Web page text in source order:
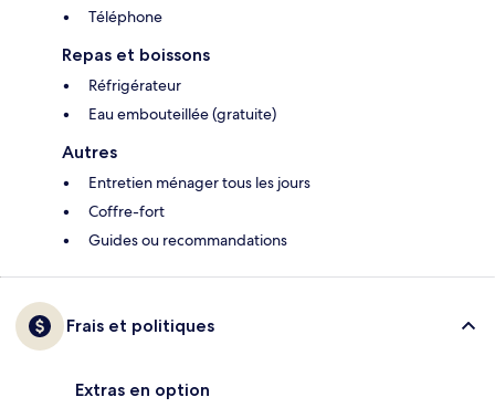
Téléphone
Repas et boissons
Réfrigérateur
Eau embouteillée (gratuite)
Autres
Entretien ménager tous les jours
Coffre-fort
Guides ou recommandations
Frais et politiques
Extras en option